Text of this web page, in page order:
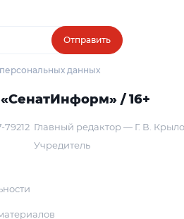
Отправить
данных
/ 16+
Главный редактор — Г. В.
Учредитель